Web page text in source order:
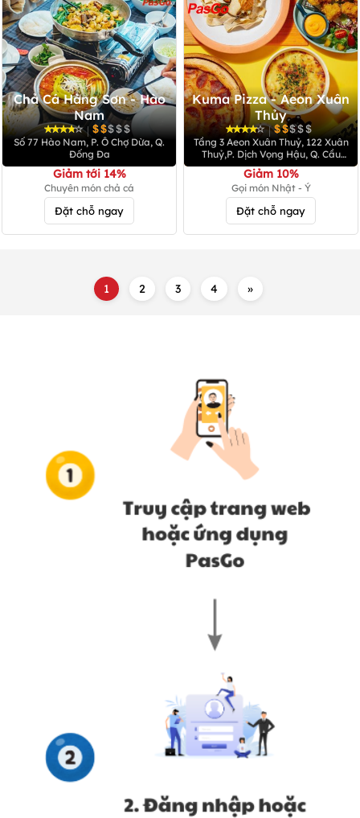
Chả Cá Hàng Sơn - Hào
Nam
|
Số 77 Hào Nam, P. Ô Chợ Dừa, Q.
Đống Đa
Giảm tới 14%
Chuyên món chả cá
Đặt chỗ ngay
Kuma Pizza - Aeon Xuân
Thủy
|
Tầng 3 Aeon Xuân Thuỷ, 122 Xuân
Thuỷ,P. Dịch Vọng Hậu, Q. Cầu
Giấy
Giảm 10%
Gọi món Nhật - Ý
Đặt chỗ ngay
1 2 3 4 »